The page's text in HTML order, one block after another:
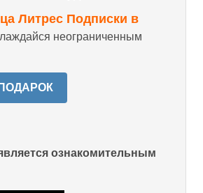
Литрес Подписки в
неограниченным
ознакомительным